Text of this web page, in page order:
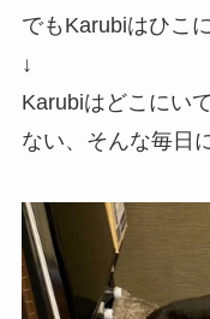
でもKarubiはひこ
↓
Karubiはどこにい
ない、そんな毎日に